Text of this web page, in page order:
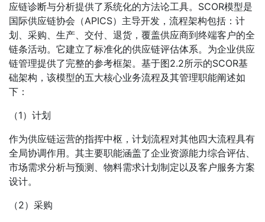
应链诊断与分析提供了系统化的方法论工具。SCOR模型是
国际供应链协会（APICS）主导开发，流程架构包括：计
划、采购、生产、交付、退货，覆盖供应商到终端客户的全
链条活动。它建立了标准化的供应链评估体系。为企业供应
链管理提供了完整的参考框架。基于图2.2所示的SCOR基
础架构，该模型的五大核心业务流程及其管理职能阐述如
下：
（1）计划
作为供应链运营的指挥中枢，计划流程对其他四大流程具有
全局协调作用。其主要职能涵盖了企业资源能力综合评估、
市场需求分析与预测、物料需求计划制定以及客户服务方案
设计。
（2）采购